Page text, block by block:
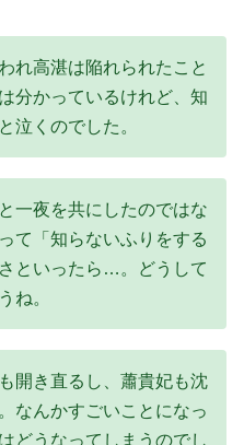
れ高湛は陥れられたこと
分かっているけれど、知
泣くのでした。
一夜を共にしたのではな
て「知らないふりをする
といったら…。どうして
ね。
開き直るし、蕭貴妃も沈
なんかすごいことになっ
どうなってしまうのでし